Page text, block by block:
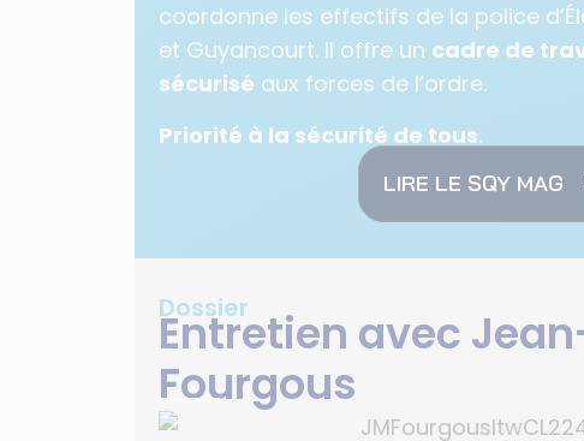
coordonne les effectifs de la police
et Guyancourt. Il offre un cadre de
sécurisé aux forces de l’ordre.
Priorité à la sécurité de tous.
LIRE LE SQY MAG
Dossier
Entretien avec
Fourgous